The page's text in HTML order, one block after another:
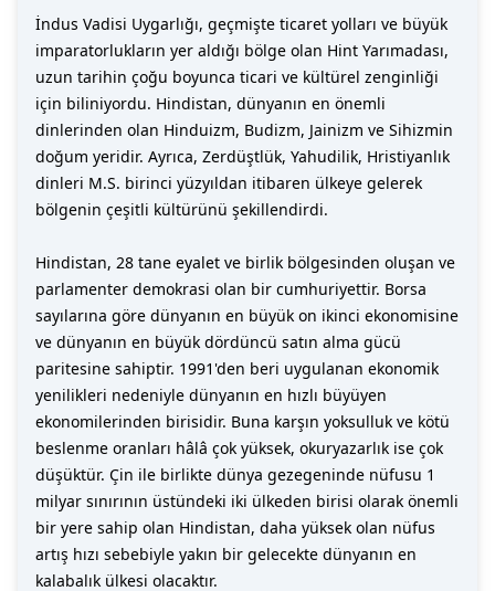
İndus Vadisi Uygarlığı, geçmişte ticaret yolları ve büyük
imparatorlukların yer aldığı bölge olan Hint Yarımadası,
uzun tarihin çoğu boyunca ticari ve kültürel zenginliği
için biliniyordu. Hindistan, dünyanın en önemli
dinlerinden olan Hinduizm, Budizm, Jainizm ve Sihizmin
doğum yeridir. Ayrıca, Zerdüştlük, Yahudilik, Hristiyanlık
dinleri M.S. birinci yüzyıldan itibaren ülkeye gelerek
bölgenin çeşitli kültürünü şekillendirdi.
Hindistan, 28 tane eyalet ve birlik bölgesinden oluşan ve
parlamenter demokrasi olan bir cumhuriyettir. Borsa
sayılarına göre dünyanın en büyük on ikinci ekonomisine
ve dünyanın en büyük dördüncü satın alma gücü
paritesine sahiptir. 1991'den beri uygulanan ekonomik
yenilikleri nedeniyle dünyanın en hızlı büyüyen
ekonomilerinden birisidir. Buna karşın yoksulluk ve kötü
beslenme oranları hâlâ çok yüksek, okuryazarlık ise çok
düşüktür. Çin ile birlikte dünya gezegeninde nüfusu 1
milyar sınırının üstündeki iki ülkeden birisi olarak önemli
bir yere sahip olan Hindistan, daha yüksek olan nüfus
artış hızı sebebiyle yakın bir gelecekte dünyanın en
kalabalık ülkesi olacaktır.